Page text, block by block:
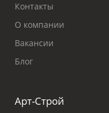
Контакты
О компании
Вакансии
Блог
Арт-Строй